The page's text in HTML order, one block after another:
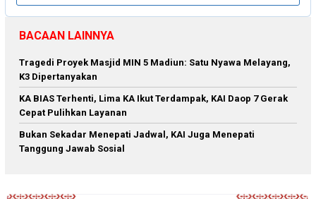
BACAAN LAINNYA
Tragedi Proyek Masjid MIN 5 Madiun: Satu Nyawa Melayang,
K3 Dipertanyakan
KA BIAS Terhenti, Lima KA Ikut Terdampak, KAI Daop 7 Gerak
Cepat Pulihkan Layanan
Bukan Sekadar Menepati Jadwal, KAI Juga Menepati
Tanggung Jawab Sosial